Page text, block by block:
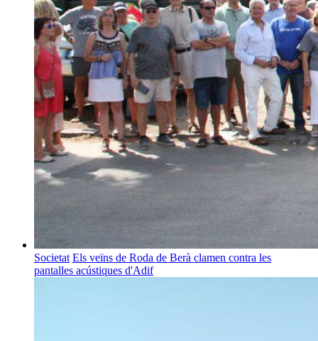
Societat Els veïns de Roda de Berà clamen contra les
pantalles acústiques d'Adif